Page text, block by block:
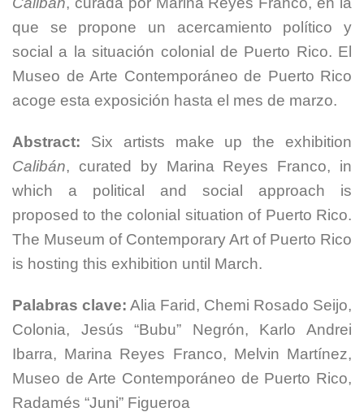
que se propone un acercamiento político y
social a la situación colonial de Puerto Rico. El
Museo de Arte Contemporáneo de Puerto Rico
acoge esta exposición hasta el mes de marzo.
Abstract: Six artists make up the exhibition
Calibán, curated by Marina Reyes Franco, in
which a political and social approach is
proposed to the colonial situation of Puerto Rico.
The Museum of Contemporary Art of Puerto Rico
is hosting this exhibition until March.
Palabras clave: Alia Farid, Chemi Rosado Seijo,
Colonia, Jesús “Bubu” Negrón, Karlo Andrei
Ibarra, Marina Reyes Franco, Melvin Martínez,
Museo de Arte Contemporáneo de Puerto Rico,
Radamés “Juni” Figueroa